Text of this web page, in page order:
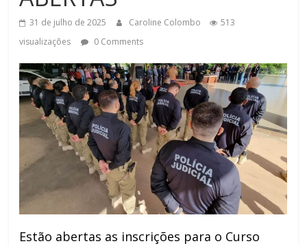
31 de julho de 2025 Caroline Colombo
513
visualizações
0 Comments
Estão abertas as inscrições para o Curso